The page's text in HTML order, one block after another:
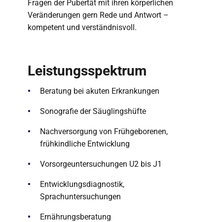
Fragen der Pubertät mit ihren körperlichen
Veränderungen gern Rede und Antwort –
kompetent und verständnisvoll.
Leistungsspektrum
Beratung bei akuten Erkrankungen
Sonografie der Säuglingshüfte
Nachversorgung von Frühgeborenen,
frühkindliche Entwicklung
Vorsorgeuntersuchungen U2 bis J1
Entwicklungsdiagnostik,
Sprachuntersuchungen
Ernährungsberatung